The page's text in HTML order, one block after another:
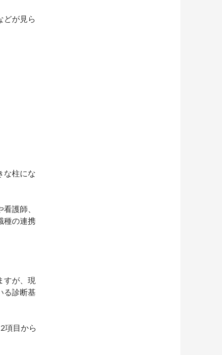
どが見ら
な柱にな
護師、
種の連携
すが、現
る診断基
項目から